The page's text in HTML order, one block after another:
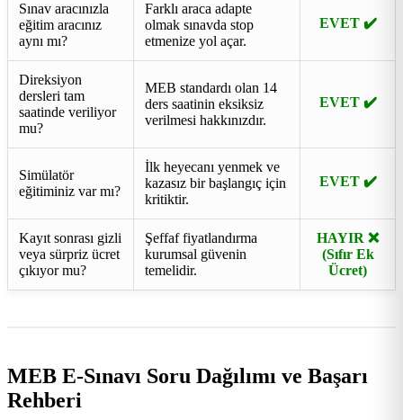
Sınav aracınızla
eğitim aracınız
aynı mı?
Farklı araca adapte
olmak sınavda stop
etmenize yol açar.
EVET ✔️
Direksiyon
dersleri tam
saatinde veriliyor
mu?
MEB standardı olan 14
ders saatinin eksiksiz
verilmesi hakkınızdır.
EVET ✔️
Simülatör
eğitiminiz var mı?
İlk heyecanı yenmek ve
kazasız bir başlangıç için
kritiktir.
EVET ✔️
Kayıt sonrası gizli
veya sürpriz ücret
çıkıyor mu?
Şeffaf fiyatlandırma
kurumsal güvenin
temelidir.
HAYIR ❌
(Sıfır Ek
Ücret)
MEB E-Sınavı Soru Dağılımı ve Başarı
Rehberi